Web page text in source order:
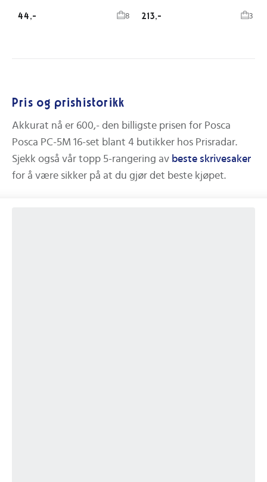
44,- 8 213,- 3
Pris og prishistorikk
Akkurat nå er 600,- den billigste prisen for Posca
Posca PC-5M 16-set blant 4 butikker hos Prisradar.
Sjekk også vår topp 5-rangering av beste skrivesaker
for å være sikker på at du gjør det beste kjøpet.